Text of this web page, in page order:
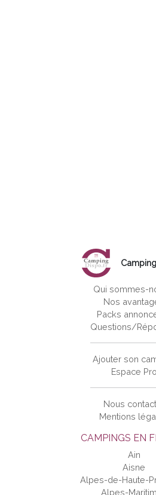
CAMPINGS EN
Ain
Aisne
Alpes-de-Haute-
Alpes-
Qui sommes-
Nos
Packs
Questions/
Ajouter son
Espace Pro
Nous
Mentions